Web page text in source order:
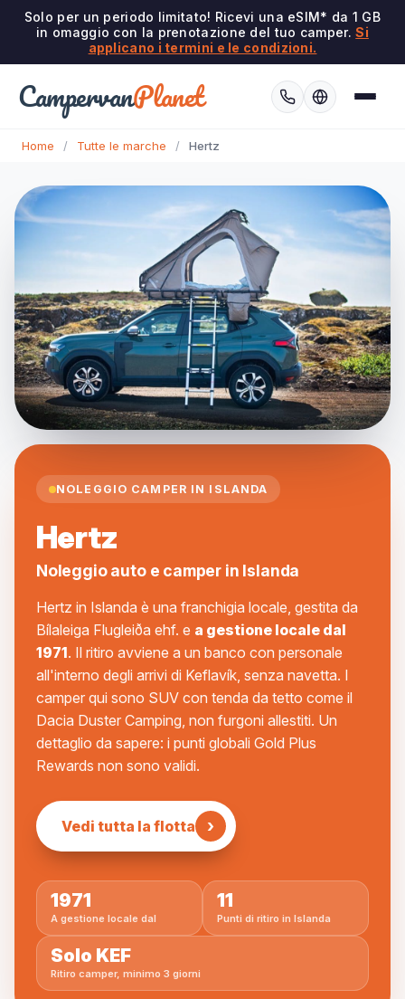
Solo per un periodo limitato! Ricevi una eSIM* da 1 GB
in omaggio con la prenotazione del tuo camper.Si
applicano i termini e le condizioni.
CampervanPlanet
Home / Tutte le marche / Hertz
NOLEGGIO CAMPER IN ISLANDA
Hertz
Noleggio auto e camper in Islanda
Hertz in Islanda è una franchigia locale, gestita da
Bílaleiga Flugleiða ehf. e a gestione locale dal
1971. Il ritiro avviene a un banco con personale
all'interno degli arrivi di Keflavík, senza navetta. I
camper qui sono SUV con tenda da tetto come il
Dacia Duster Camping, non furgoni allestiti. Un
dettaglio da sapere: i punti globali Gold Plus
Rewards non sono validi.
Vedi tutta la flotta ›
1971
A gestione locale dal
11
Punti di ritiro in Islanda
Solo KEF
Ritiro camper, minimo 3 giorni